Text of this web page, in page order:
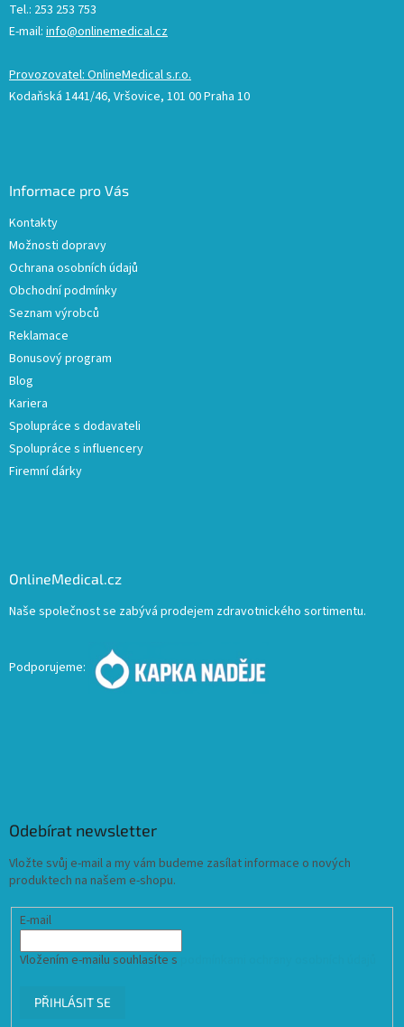
Tel.: 253 253 753
E-mail: info@onlinemedical.cz
Provozovatel: OnlineMedical s.r.o.
Kodaňská 1441/46, Vršovice, 101 00 Praha 10
Informace pro Vás
Kontakty
Možnosti dopravy
Ochrana osobních údajů
Obchodní podmínky
Seznam výrobců
Reklamace
Bonusový program
Blog
Kariera
Spolupráce s dodavateli
Spolupráce s influencery
Firemní dárky
OnlineMedical.cz
Naše společnost se zabývá prodejem zdravotnického sortimentu.
Podporujeme:
Odebírat newsletter
Vložte svůj e-mail a my vám budeme zasílat informace o nových
produktech na našem e-shopu.
E-mail
Vložením e-mailu souhlasíte s
PŘIHLÁSIT SE